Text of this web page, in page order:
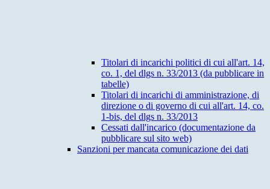
Titolari di incarichi politici di cui all'art. 14,
co. 1, del dlgs n. 33/2013 (da pubblicare in
tabelle)
Titolari di incarichi di amministrazione, di
direzione o di governo di cui all'art. 14, co.
1-bis, del dlgs n. 33/2013
Cessati dall'incarico (documentazione da
pubblicare sul sito web)
Sanzioni per mancata comunicazione dei dati